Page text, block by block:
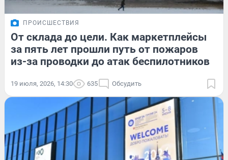
ПРОИСШЕСТВИЯ
От склада до цели. Как маркетплейсы
за пять лет прошли путь от пожаров
из-за проводки до атак беспилотников
19 июля, 2026, 14:30 635 Обсудить